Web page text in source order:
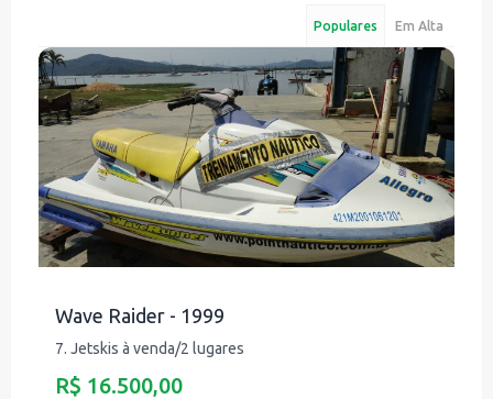
Populares Em Alta
Wave Raider - 1999
7. Jetskis à venda/2 lugares
R$ 16.500,00